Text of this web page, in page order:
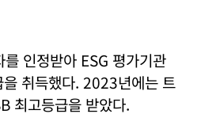
인정받아 ESG 평가기관
취득했다. 2023년에는 트
최고등급을 받았다.